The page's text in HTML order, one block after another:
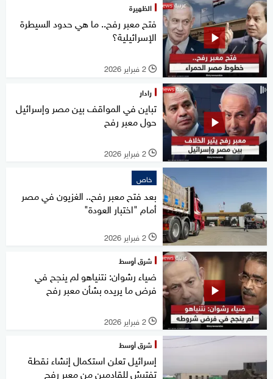
الظهيرة
فتح معبر رفح.. ما هي حدود السيطرة
الإسرائيلية؟
l 2 فبراير 2026
رادار
تباين في المواقف بين مصر وإسرائيل
حول معبر رفح
l 2 فبراير 2026
خاص
بعد فتح معبر رفح.. الغزيون في مصر
أمام "اختبار العودة"
l 2 فبراير 2026
شرق أوسط
ضياء رشوان: نتنياهو لم ينجح في
فرض ما يريده بشأن معبر رفح
l 2 فبراير 2026
شرق أوسط
إسرائيل تعلن استكمال إنشاء نقطة
تفتيش للقادمين من معبر رفح